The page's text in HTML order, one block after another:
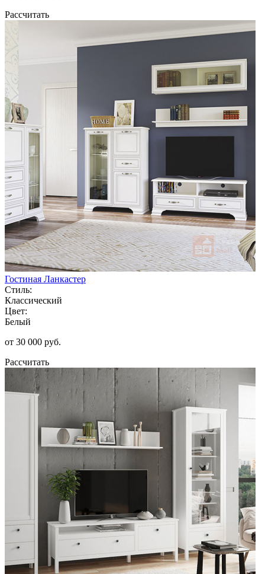
Рассчитать
Гостиная Ланкастер
Стиль:
Классический
Цвет:
Белый
от 30 000 руб.
Рассчитать